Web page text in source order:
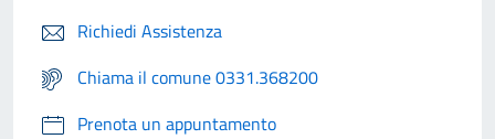
Richiedi Assistenza
Chiama il comune 0331.368200
Prenota un appuntamento